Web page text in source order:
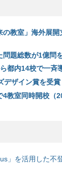
教室」海外展
題総数が1億問
都内14校で一斉
ザイン賞を受賞
教室同時開校（
」を活用した不